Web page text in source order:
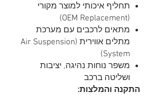
תחליף איכותי למוצר מקורי
(OEM Replacement)
מתאים לרכבים עם מערכת
מתלים אווירית (Air Suspension
System)
משפר נוחות נהיגה, יציבות
ושליטה ברכב
התקנה והמלצות: